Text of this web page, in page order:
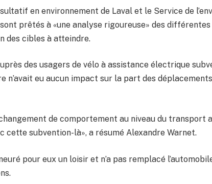
en environnement de Laval et le Service de
prêtés à «une analyse rigoureuse» des
des cibles à atteindre.
des usagers de vélo à assistance électrique
n’avait eu aucun impact sur la part des
changement de comportement au niveau du transport
cette subvention-là», a résumé Alexandre Warnet.
pour eux un loisir et n’a pas remplacé